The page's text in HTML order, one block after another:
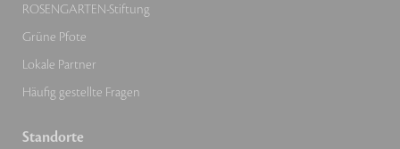
ROSENGARTEN-Stiftung
Grüne Pfote
Lokale Partner
Häufig gestellte Fragen
Standorte